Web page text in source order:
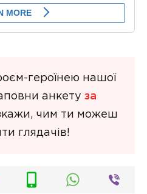
героїнею нашої
анкету за
чим ти можеш
глядачів!